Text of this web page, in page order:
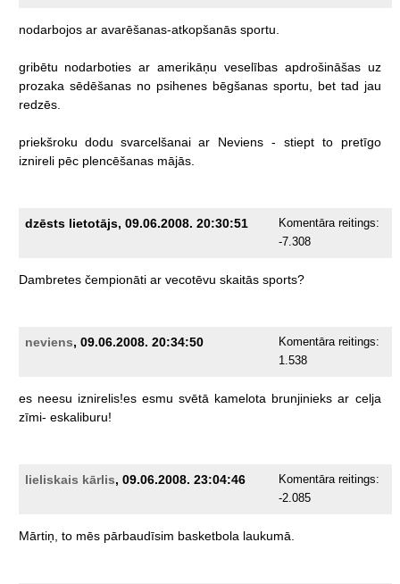
nodarbojos ar avarēšanas-atkopšanās sportu.
gribētu nodarboties ar amerikāņu veselības apdrošināšas uz
prozaka sēdēšanas no psihenes bēgšanas sportu, bet tad jau
redzēs.
priekšroku dodu svarcelšanai ar Neviens - stiept to
pretīgo
iznireli pēc plencēšanas mājās.
dzēsts lietotājs, 09.06.2008. 20:30:51
Komentāra reitings:
-7.308
Dambretes čempionāti ar vecotēvu skaitās sports?
neviens, 09.06.2008. 20:34:50
Komentāra reitings:
1.538
es neesu iznirelis!es esmu svētā kamelota brunjinieks ar celja
zīmi- eskaliburu!
lieliskais kārlis, 09.06.2008. 23:04:46
Komentāra reitings:
-2.085
Mārtiņ, to mēs pārbaudīsim basketbola laukumā.